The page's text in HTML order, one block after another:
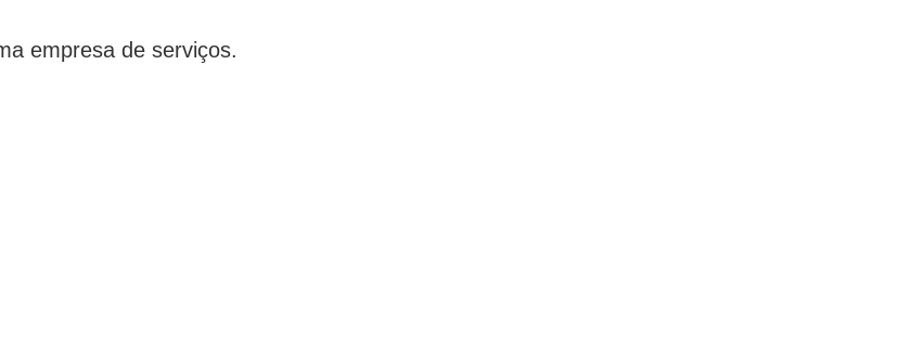
empresa de serviços.